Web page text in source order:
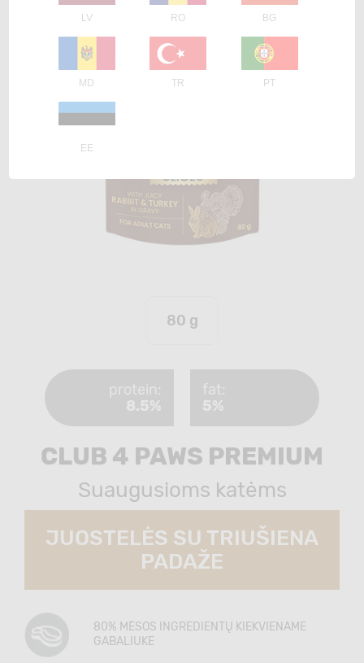
80 g
CLUB 4 PAWS PREMIUM
Suaugusioms katėms
JUOSTELĖS SU TRIUŠIENA
PADAŽE
80% MĖSOS INGREDIENTŲ KIEKVIENAME
GABALIUKE
LV RO BG
MD TR PT
EE